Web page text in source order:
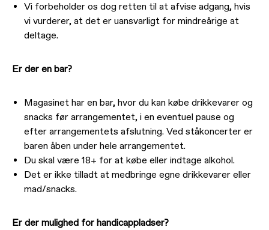
Vi forbeholder os dog retten til at afvise adgang, hvis
vi vurderer, at det er uansvarligt for mindreårige at
deltage.
Er der en bar?
Magasinet har en bar, hvor du kan købe drikkevarer og
snacks før arrangementet, i en eventuel pause og
efter arrangementets afslutning. Ved ståkoncerter er
baren åben under hele arrangementet.
Du skal være 18+ for at købe eller indtage alkohol.
Det er ikke tilladt at medbringe egne drikkevarer eller
mad/snacks.
Er der mulighed for handicappladser?